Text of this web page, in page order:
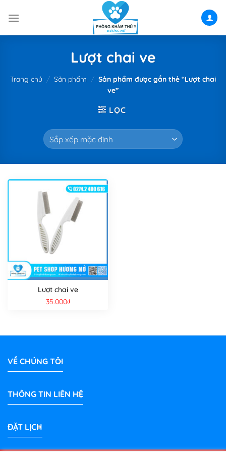
Lượt chai ve
Trang chủ / Sản phẩm / Sản phẩm được gắn thẻ “Lượt chai
ve”
LỌC
Lượt chai ve
35.000₫
VỀ CHÚNG TÔI
THÔNG TIN LIÊN HỆ
ĐẶT LỊCH